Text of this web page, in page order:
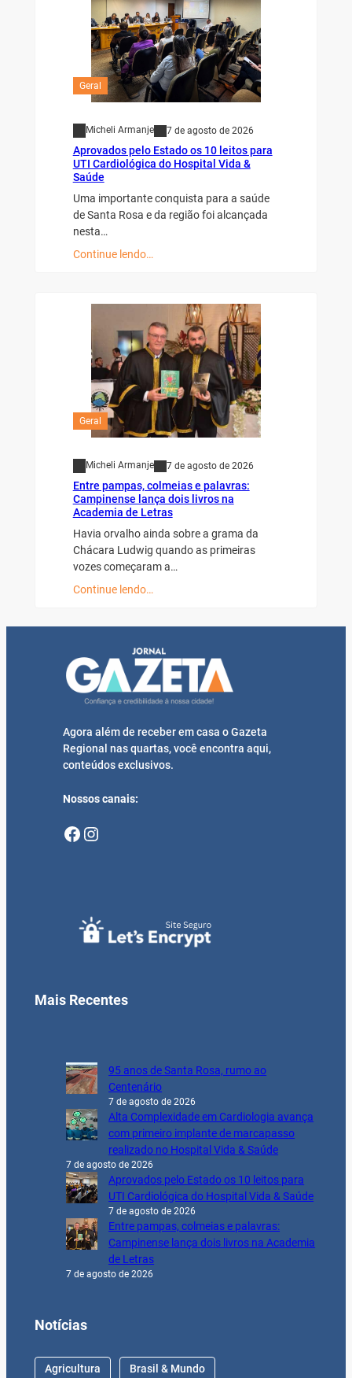
Geral
Micheli Armanje 7 de agosto de 2026
Aprovados pelo Estado os 10 leitos para
UTI Cardiológica do Hospital Vida &
Saúde
Uma importante conquista para a saúde
de Santa Rosa e da região foi alcançada
nesta…
Continue lendo…
Geral
Micheli Armanje 7 de agosto de 2026
Entre pampas, colmeias e palavras:
Campinense lança dois livros na
Academia de Letras
Havia orvalho ainda sobre a grama da
Chácara Ludwig quando as primeiras
vozes começaram a…
Continue lendo…
Agora além de receber em casa o Gazeta
Regional nas quartas, você encontra aqui,
conteúdos exclusivos.
Nossos canais:
Facebook Instagram
Mais Recentes
95 anos de Santa Rosa, rumo ao
Centenário
7 de agosto de 2026
Alta Complexidade em Cardiologia avança
com primeiro implante de marcapasso
realizado no Hospital Vida & Saúde
7 de agosto de 2026
Aprovados pelo Estado os 10 leitos para
UTI Cardiológica do Hospital Vida & Saúde
7 de agosto de 2026
Entre pampas, colmeias e palavras:
Campinense lança dois livros na Academia
de Letras
7 de agosto de 2026
Notícias
Agricultura Brasil & Mundo